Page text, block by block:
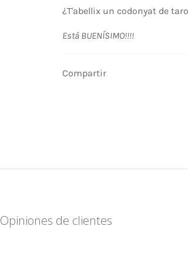
¿T'abellix un codonyat de
Está BUENÍSIMO!!!!
Compartir
Opiniones de clientes